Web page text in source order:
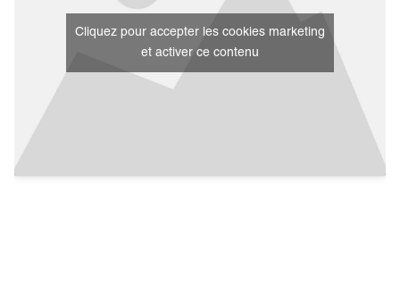
Cliquez pour accepter les cookies marketing
et activer ce contenu